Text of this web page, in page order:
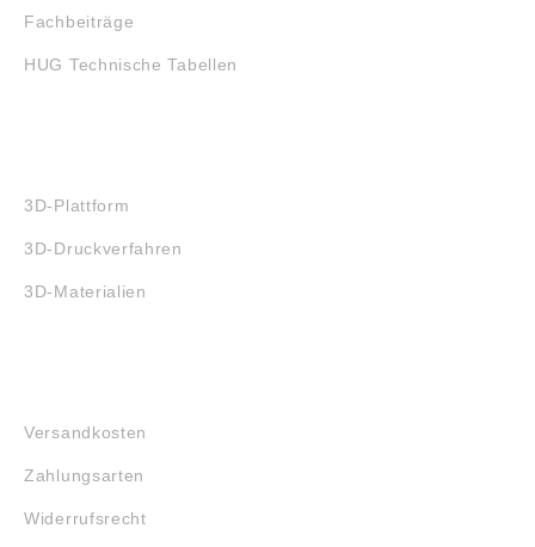
Fachbeiträge
HUG Technische Tabellen
3D-Plattform
3D-Druckverfahren
3D-Materialien
Versandkosten
Zahlungsarten
Widerrufsrecht